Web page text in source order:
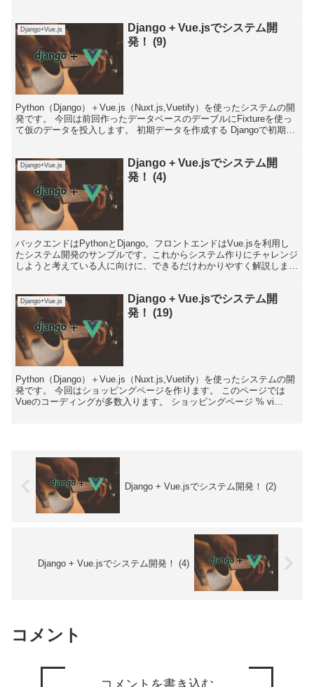
Django+Vue.js
Django + Vue.jsでシステム開
発！ (9)
Python（Django）＋Vue.js（Nuxt.js,Vuetify）を使ったシステムの開
発です。 今回は前回作ったデータベースのデーブルにFixtureを使っ
て仮のデータを投入します。 初期データを作成する Djangoで初期デ
Django+Vue.js
Django + Vue.jsでシステム開
発！ (4)
バックエンドはPythonとDjango。フロントエンドはVue.jsを利用し
たシステム開発のサンプルです。これからシステム作りにチャレンジ
しようと考えている人に向けに、できるだけわかりやすく解説しま
Django+Vue.js
Django + Vue.jsでシステム開
発！ (19)
Python（Django）＋Vue.js（Nuxt.js,Vuetify）を使ったシステムの開
発です。 今回はショッピングページを作ります。 このページでは
Vueのコーディングが多数入ります。 ショッピングページ % vi
Django + Vue.jsでシステム開発！ (2)
Django + Vue.jsでシステム開発！ (4)
コメント